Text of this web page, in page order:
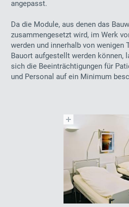
angepasst.
Da die Module, aus denen das
zusammengesetzt wird, im Werk
werden und innerhalb von wenigen
Bauort aufgestellt werden können,
sich die Beeinträchtigungen für
und Personal auf ein Minimum